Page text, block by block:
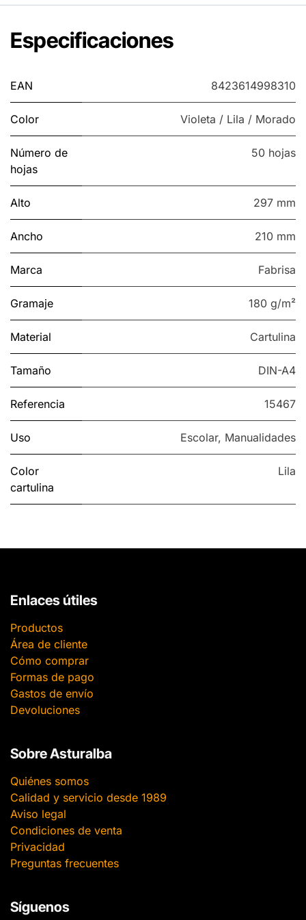
Especificaciones
EAN 8423614998310
Color Violeta / Lila / Morado
Número de
hojas
50 hojas
Alto 297 mm
Ancho 210 mm
Marca Fabrisa
Gramaje 180 g/m²
Material Cartulina
Tamaño DIN-A4
Referencia 15467
Uso Escolar, Manualidades
Color
cartulina
Lila
Enlaces útiles
Productos
Área de cliente
Cómo comprar
Formas de pago
Gastos de envío
Devoluciones
Sobre Asturalba
Quiénes somos
Calidad y servicio desde 1989
Aviso legal
Condiciones de venta
Privacidad
Preguntas frecuentes
Síguenos